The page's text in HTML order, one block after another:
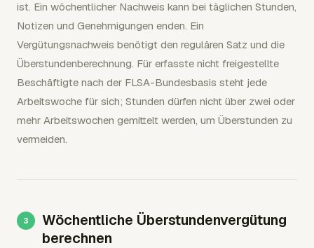
ist. Ein wöchentlicher Nachweis kann bei täglichen Stunden,
Notizen und Genehmigungen enden. Ein
Vergütungsnachweis benötigt den regulären Satz und die
Überstundenberechnung. Für erfasste nicht freigestellte
Beschäftigte nach der FLSA-Bundesbasis steht jede
Arbeitswoche für sich; Stunden dürfen nicht über zwei oder
mehr Arbeitswochen gemittelt werden, um Überstunden zu
vermeiden.
Wöchentliche Überstundenvergütung
berechnen